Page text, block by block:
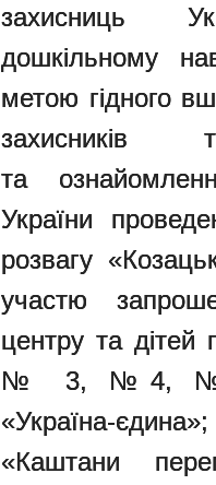
захисниць
дошкільному
метою гідного
захисників
та
України
розвагу
участю
центру та дітей
№ 3, №4,
«Україна-
«Каштани